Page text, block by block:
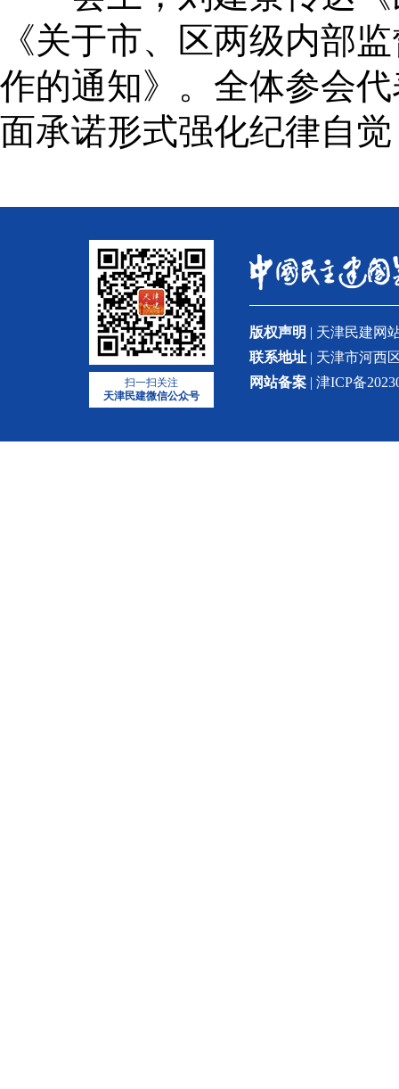
《关于市、区两级内部
作的通知》。全体参会
面承诺形式强化纪律自
扫一扫关注
天津民建微信公众号
版权声明 | 天津民建网
联系地址 | 天津市河西
网站备案 | 津ICP备